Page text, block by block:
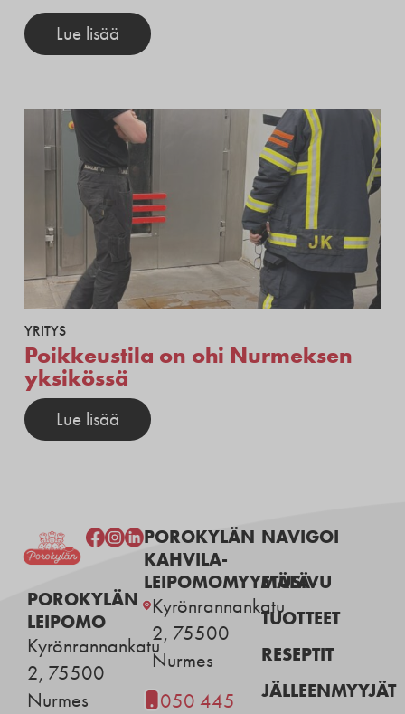
Lue lisää
YRITYS
Poikkeustila on ohi Nurmeksen
yksikössä
Lue lisää
POROKYLÄN
LEIPOMO
Kyrönrannankatu
2, 75500
Nurmes
POROKYLÄN
KAHVILA-
LEIPOMOMYYMÄLÄ
Kyrönrannankatu
2, 75500
Nurmes
050 445
NAVIGOI
ETUSIVU
TUOTTEET
RESEPTIT
JÄLLEENMYYJÄT